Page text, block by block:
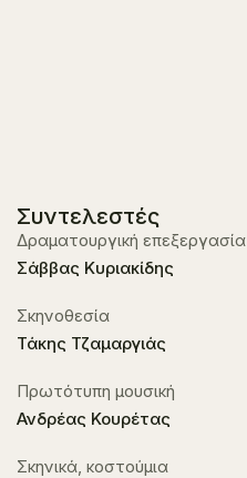
Συντελεστές
Δραματουργική επεξεργασία
Σάββας Κυριακίδης
Σκηνοθεσία
Τάκης Τζαμαργιάς
Πρωτότυπη μουσική
Ανδρέας Κουρέτας
Σκηνικά, κοστούμια